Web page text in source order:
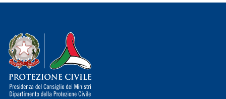
Dipartimento della Protezione Civile